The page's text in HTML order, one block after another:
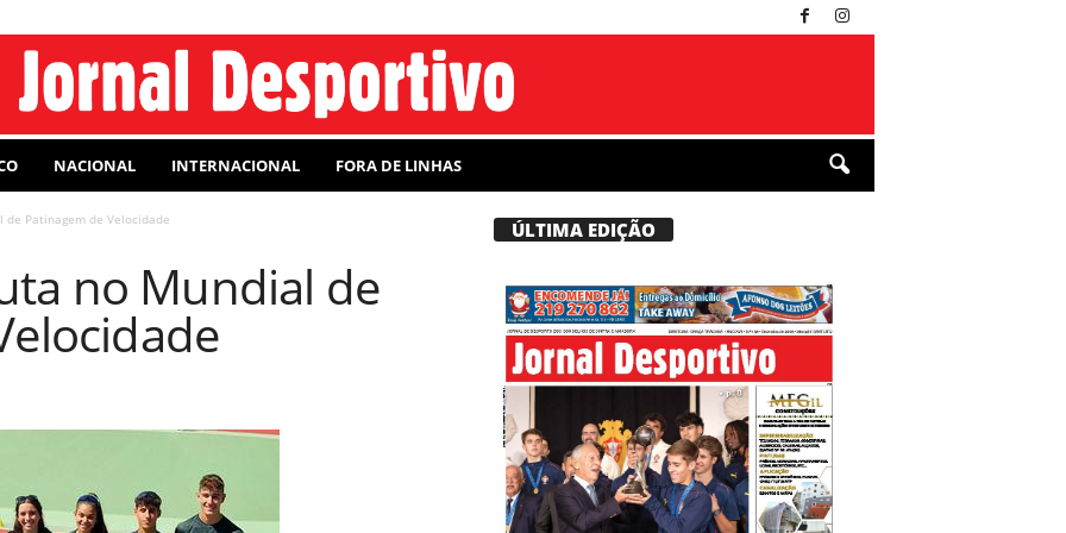
NACIONAL INTERNACIONAL FORA DE LINHAS
Patinagem de Velocidade
no Mundial de
ÚLTIMA EDIÇÃO